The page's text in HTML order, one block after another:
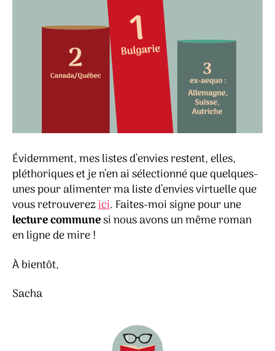
Évidemment, mes listes d’envies restent, elles,
pléthoriques et je n’en ai sélectionné que quelques-
unes pour alimenter ma liste d’envies virtuelle que
vous retrouverezici. Faites-moi signe pour une
lecture communesi nous avons un même roman
en ligne de mire !
À bientôt,
Sacha